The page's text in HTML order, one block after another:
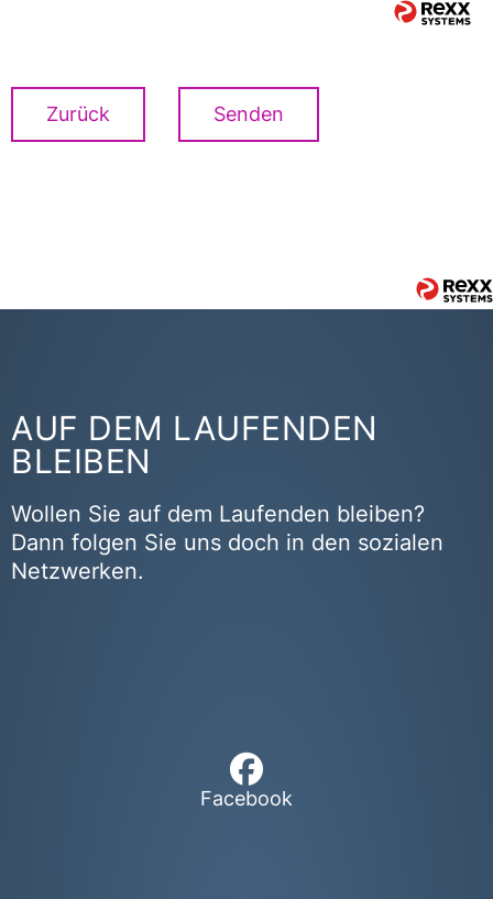
Zurück Senden
AUF DEM LAUFENDEN
BLEIBEN
Wollen Sie auf dem Laufenden bleiben?
Dann folgen Sie uns doch in den sozialen
Netzwerken.
Facebook